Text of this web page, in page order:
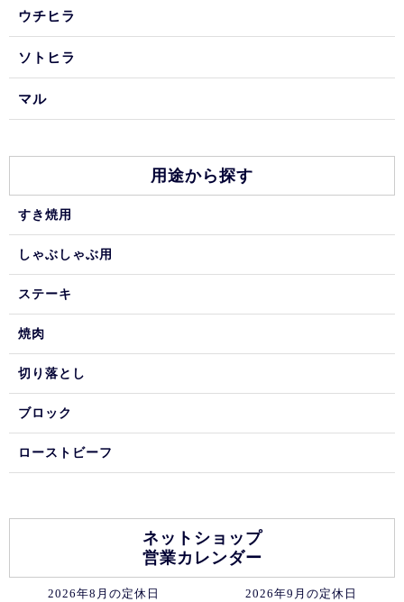
ウチヒラ
ソトヒラ
マル
用途から探す
すき焼用
しゃぶしゃぶ用
ステーキ
焼肉
切り落とし
ブロック
ローストビーフ
ネットショップ
営業カレンダー
2026年8月の定休日 2026年9月の定休日